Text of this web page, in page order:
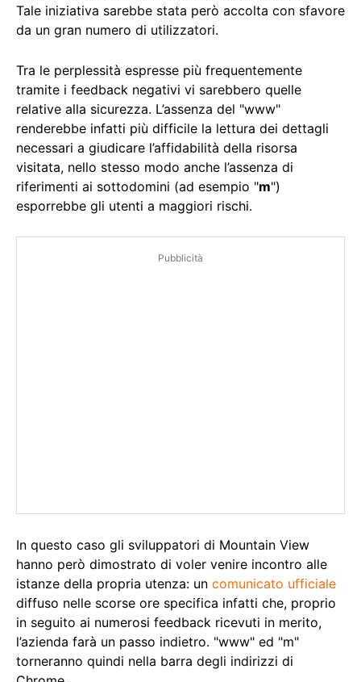
Tale iniziativa sarebbe stata però accolta con sfavore
da un gran numero di utilizzatori.
Tra le perplessità espresse più frequentemente
tramite i feedback negativi vi sarebbero quelle
relative alla sicurezza. L’assenza del "www"
renderebbe infatti più difficile la lettura dei dettagli
necessari a giudicare l’affidabilità della risorsa
visitata, nello stesso modo anche l’assenza di
riferimenti ai sottodomini (ad esempio "m")
esporrebbe gli utenti a maggiori rischi.
Pubblicità
In questo caso gli sviluppatori di Mountain View
hanno però dimostrato di voler venire incontro alle
istanze della propria utenza: un comunicato ufficiale
diffuso nelle scorse ore specifica infatti che, proprio
in seguito ai numerosi feedback ricevuti in merito,
l’azienda farà un passo indietro. "www" ed "m"
torneranno quindi nella barra degli indirizzi di